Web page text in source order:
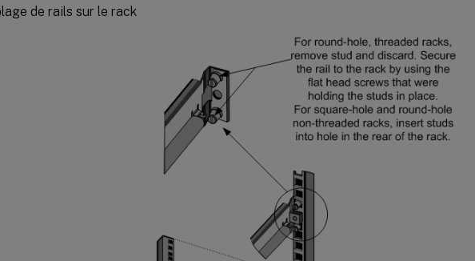
de rails sur le rack